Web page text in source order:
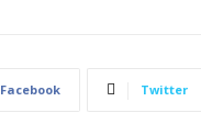
Facebook Twitter